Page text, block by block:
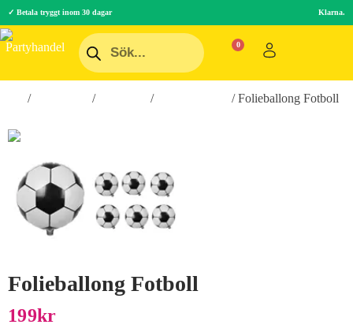
✓ Betala tryggt inom 30 dagar Klarna.
/ / / / Folieballong Fotboll
Folieballong Fotboll
199Kr